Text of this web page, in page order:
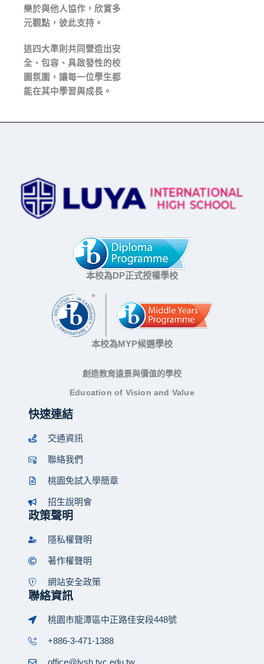
樂於與他人協作，欣賞多
元觀點，彼此支持。
這四大準則共同營造出安
全、包容、具啟發性的校
園氛圍，讓每一位學生都
能在其中學習與成長。
本校為DP正式授權學校
本校為MYP候選學校
創造教育遠景與價值的學校
Education of Vision and Value
快速連結
交通資訊
聯絡我們
桃園免試入學簡章
招生說明會
政策聲明
隱私權聲明
著作權聲明
網站安全政策
聯絡資訊
桃園市龍潭區中正路佳安段448號
+886-3-471-1388
office@lysh.tyc.edu.tw